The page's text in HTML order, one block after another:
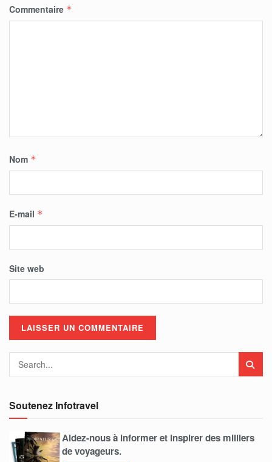
Commentaire *
Nom *
E-mail *
Site web
Soutenez Infotravel
Aidez-nous à informer et inspirer des milliers
de voyageurs.